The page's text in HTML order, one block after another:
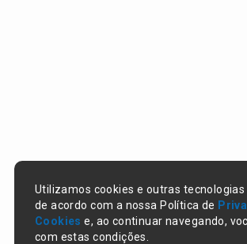
Utilizamos cookies e outras
de acordo com a nossa Política de
Cookies e, ao continuar navegando,
com estas condições.